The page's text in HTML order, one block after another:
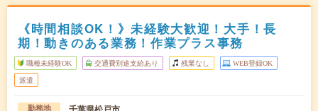
《時間相談OK！》未経験大歓迎！大手！長
期！動きのある業務！作業プラス事務
職種未経験OK 交通費別途支給あり 残業なし WEB登録OK
派遣
勤務地